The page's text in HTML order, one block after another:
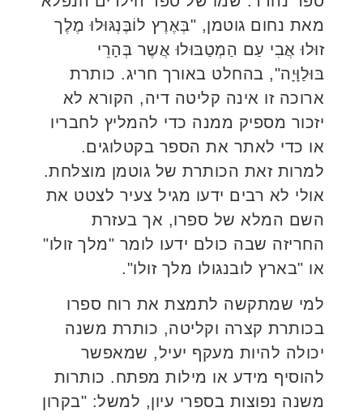
מאת נחום גוטמן, "בְּאֶרֶץ לוֹבֶּנְגּוּלוּ מֶלֶך
זוּלוּ אֲבִי עַם הַמְטַבּוּלוּ אֲשֶר בְּהָרֵי
בּוּלַוָּיָה", בהחלט באורך חריג. כותרת
ארוכה זו אינה קליטה דיה, הקורא לא
יזכור מספיק ממנה כדי להמליץ לחבריו
או כדי לאתר את הספר בקטלוגים.
למרות זאת הכותרת של גוטמן מוצלחת.
אולי לא רבים ידעו מגיל צעיר לצטט את
השם המלא של ספרו, אך בעזרת
החריזה שבה כולם ידעו לומר "מלך זולו"
או "בארץ לובנגולו מלך זולו".
למי שמתקשה לתמצת את רוח ספרו
בכותרת קצרה וקליטה, כותרת משנה
יכולה להיות מעקף יעיל, שמאפשר
להוסיף מידע או מילות מפתח. כותרות
משנה נפוצות בספרי עיון, למשל: "בקרון